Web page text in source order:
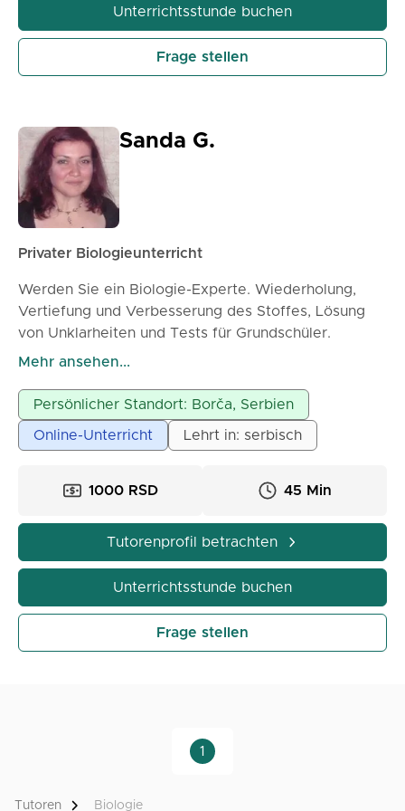
Unterricht auch online stattfinden.
Bis bald!
Unterrichtsstunde buchen
Frage stellen
Sanda G.
Privater Biologieunterricht
Werden Sie ein Biologie-Experte. Wiederholung,
Vertiefung und Verbesserung des Stoffes, Lösung
von Unklarheiten und Tests für Grundschüler.
Vorbereitung der Schüler auf die
Universitäten (Medizinische Hochschule,
Medizinische Fakultät, Defektologische Fakultät,
Biologische Fakultät, Forstwirtschaftliche Fakultät).
des Stoffes.
(hauptsächlich für die Orte Borča, Ovča, Kotež,
Padinska Skela, Krnjača und Umgebung). Andere
Orte finden online statt (Gruppenarbeit erfolgt
ebenfalls online).
Mehr ansehen...
Persönlicher Standort: Borča, Serbien
Online-Unterricht Lehrt in: serbisch
1000 RSD 45 Min
Tutorenprofil betrachten
Unterrichtsstunde buchen
Frage stellen
1
Tutoren Biologie